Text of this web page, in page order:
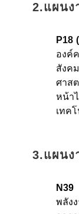
2.แผนง
P18
องค์
สังค
ศาส
หน้า
เทค
3.แผนง
N39
พลัง